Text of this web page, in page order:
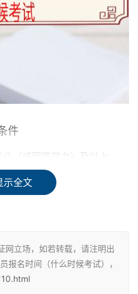
件
（或同等学力）及以上。
好的观察、分析、判断、表达
具备以下条件之一者）：
工作1年（含）以上。
示全文
网立场，如若转载，请注明出
报名时间（什么时候考试），